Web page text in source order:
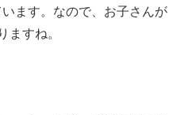
ます。なので、お子さんが
ますね。